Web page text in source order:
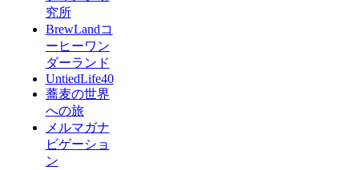
究所
BrewLandコ
ーヒーワン
ダーランド
UntiedLife40
蕎麦の世界
への旅
メルマガナ
ビゲーショ
ン